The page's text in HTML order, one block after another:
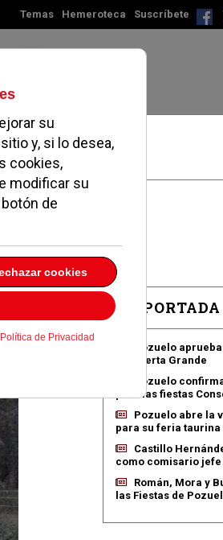
Temas Hemeroteca Suscríbete
EN PORTADA
Pozuelo
de Huerta Grande
Pozuelo
para las fiestas
Pozuelo abre la
para su feria taurina
Castillo
como comisario jefe
Román, Mora y
las Fiestas de